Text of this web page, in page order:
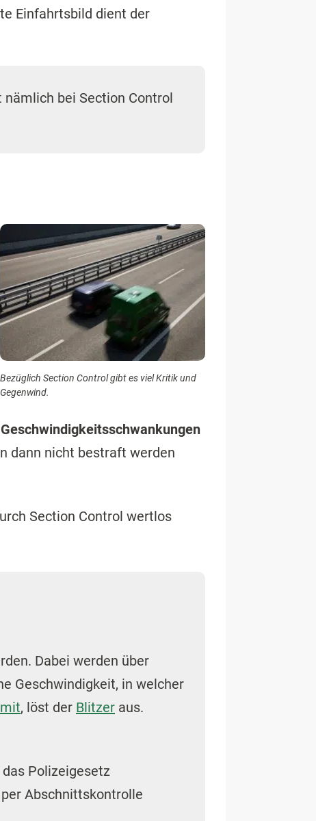
Einfahrtsbild dient der
nämlich bei Section Control
Bezüglich Section Control gibt es viel Kritik und
Gegenwind.
dann nicht bestraft werden
Section Control wertlos
Dabei werden über
Geschwindigkeit, in welcher
, löst der Blitzer aus.
Polizeigesetz
per Abschnittskontrolle